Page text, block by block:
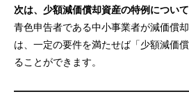
次は、少額減価償却資産の特例について
青色申告者である中小事業者が減価償
は、一定の要件を満たせば「少額減価
ることができます。